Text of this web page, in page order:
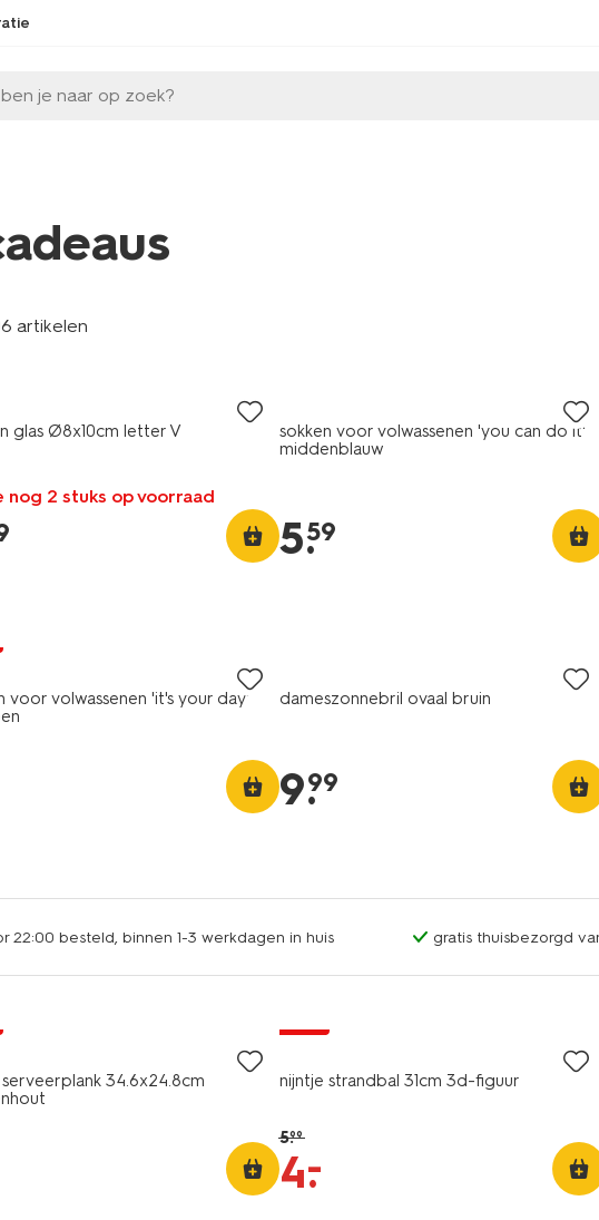
je naar op zoek?
artikelen
glas Ø8x10cm letter V
nog 2 stuks op voorraad
sokken voor volwassenen 'you can do it'
middenblauw
5.
59
voor volwassenen 'it's your day'
dameszonnebril ovaal bruin
9.
99
22:00 besteld, binnen 1-3 werkdagen in huis gratis thuisbezorgd
34.6x24.8cm
nijntje strandbal 31cm 3d-figuur
5.99
4.
–